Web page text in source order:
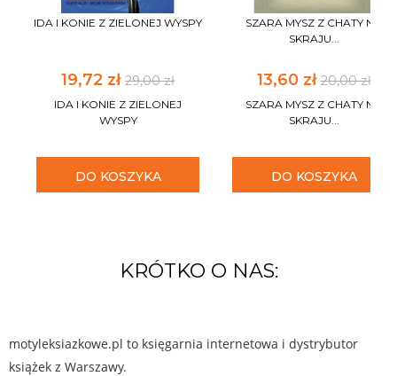
IDA I KONIE Z ZIELONEJ WYSPY
19,72 zł 29,00 zł
IDA I KONIE Z ZIELONEJ
WYSPY
DO KOSZYKA
SZARA MYSZ Z CHATY NA
SKRAJU...
13,60 zł20,00 zł
SZARA MYSZ Z CHATY NA
SKRAJU...
DO KOSZYKA
KRÓTKO O NAS:
motyleksiazkowe.pl to księgarnia internetowa i dystrybutor
książek z Warszawy.